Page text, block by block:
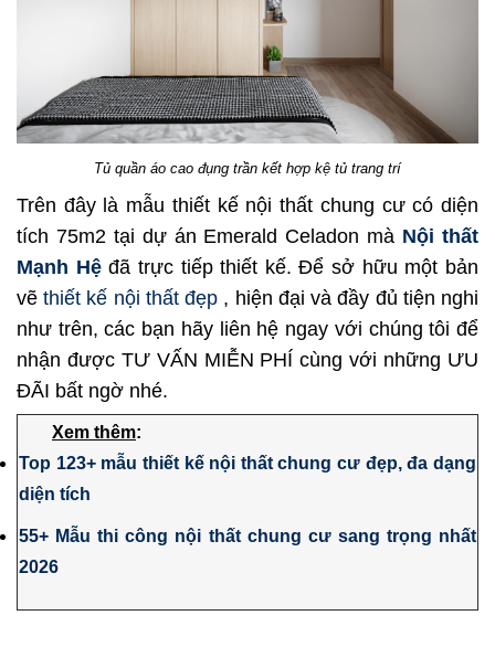
Tủ quần áo cao đụng trần kết hợp kệ tủ trang trí
Trên đây là mẫu thiết kế nội thất chung cưcó diện
tích 75m2 tại dự án Emerald Celadon mà Nội thất
Mạnh Hệđã trực tiếp thiết kế. Để sở hữu một bản
vẽthiết kế nội thất đẹp , hiện đại và đầy đủ tiện nghi
như trên, các bạn hãy liên hệ ngay với chúng tôi để
nhận được TƯ VẤN MIỄN PHÍ cùng với những ƯU
ĐÃI bất ngờ nhé.
Xem thêm:
Top 123+ mẫu thiết kế nội thất chung cư đẹp, đa dạng
diện tích
55+ Mẫu thi công nội thất chung cư sang trọng nhất
2026